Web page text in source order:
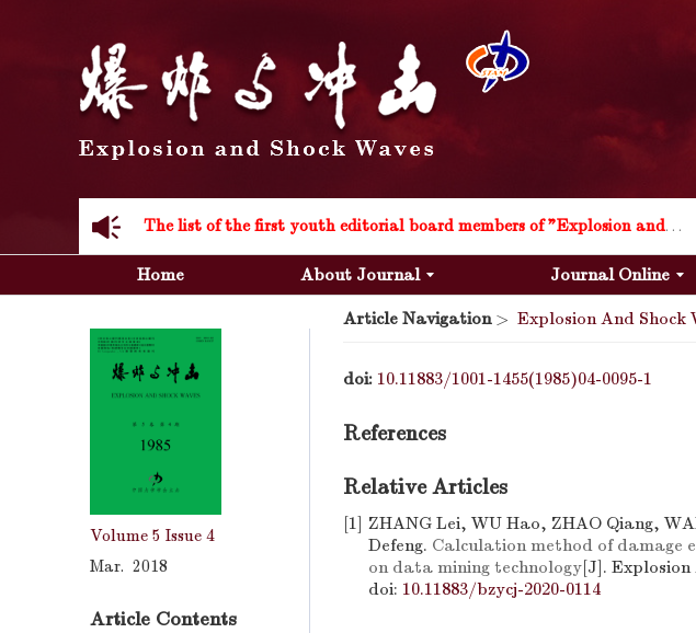
The list of the first youth editorial board members of "Explosion and Shock Waves"
Explosion and Shock Waves is in the 6th edition of the list of S&T Journals of China
Acknowledgement to all the peer reviewers 2024
Home About Journal Journal Online
Volume 5 Issue 4
Mar. 2018
Article Contents
Article Navigation> Explosion And Shock
doi: 10.11883/1001-1455(1985)04-0095-1
References
Relative Articles
[1] ZHANG Lei, WU Hao, ZHAO Qiang,
Defeng. Calculation method of damage
on data mining technology[J]. Explosion
doi: 10.11883/bzycj-2020-0114